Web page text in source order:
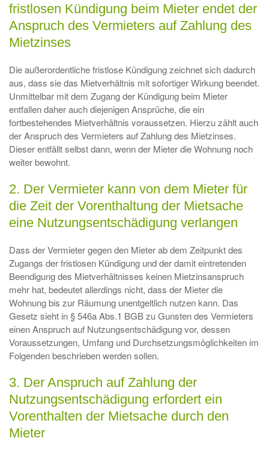
fristlosen Kündigung beim Mieter endet der
Anspruch des Vermieters auf Zahlung des
Mietzinses
Die außerordentliche fristlose Kündigung zeichnet sich dadurch
aus, dass sie das Mietverhältnis mit sofortiger Wirkung beendet.
Unmittelbar mit dem Zugang der Kündigung beim Mieter
entfallen daher auch diejenigen Ansprüche, die ein
fortbestehendes Mietverhältnis voraussetzen. Hierzu zählt auch
der Anspruch des Vermieters auf Zahlung des Mietzinses.
Dieser entfällt selbst dann, wenn der Mieter die Wohnung noch
weiter bewohnt.
2. Der Vermieter kann von dem Mieter für
die Zeit der Vorenthaltung der Mietsache
eine Nutzungsentschädigung verlangen
Dass der Vermieter gegen den Mieter ab dem Zeitpunkt des
Zugangs der fristlosen Kündigung und der damit eintretenden
Beendigung des Mietverhältnisses keinen Mietzinsanspruch
mehr hat, bedeutet allerdings nicht, dass der Mieter die
Wohnung bis zur Räumung unentgeltlich nutzen kann. Das
Gesetz sieht in § 546a Abs.1 BGB zu Gunsten des Vermieters
einen Anspruch auf Nutzungsentschädigung vor, dessen
Voraussetzungen, Umfang und Durchsetzungsmöglichkeiten im
Folgenden beschrieben werden sollen.
3. Der Anspruch auf Zahlung der
Nutzungsentschädigung erfordert ein
Vorenthalten der Mietsache durch den
Mieter